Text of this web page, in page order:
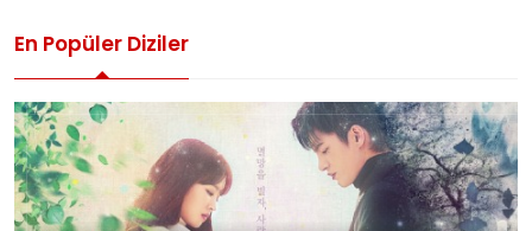
En Popüler Diziler